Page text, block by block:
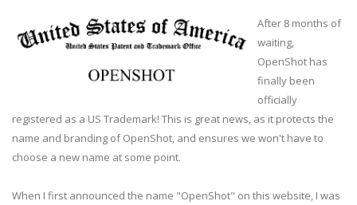
After 8 months of
waiting,
OpenShot has
finally been
officially
registered as a US Trademark! This is great news, as it protects the
name and branding of OpenShot, and ensures we won't have to
choose a new name at some point.
When I first announced the name "OpenShot" on this website, I was